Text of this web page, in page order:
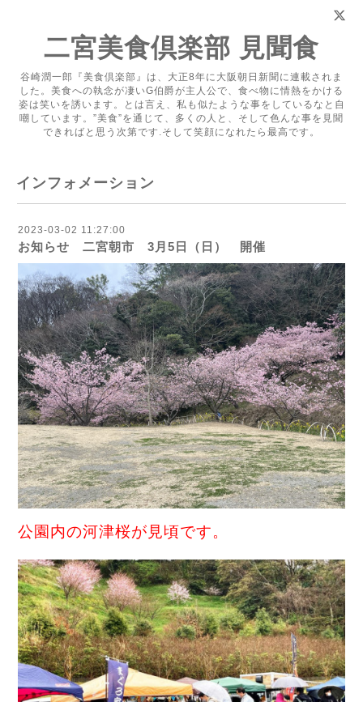
二宮美食倶楽部 見聞食
谷崎潤一郎『美食倶楽部』は、大正8年に大阪朝日新聞に連載されま
した。美食への執念が凄いG伯爵が主人公で、食べ物に情熱をかける
姿は笑いを誘います。とは言え、私も似たような事をしているなと自
嘲しています。”美食”を通じて、多くの人と、そして色んな事を見聞
できればと思う次第です.そして笑顔になれたら最高です。
インフォメーション
2023-03-02 11:27:00
お知らせ 二宮朝市 3月5日（日） 開催
公園内の河津桜が見頃です。